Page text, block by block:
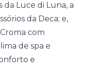
Luce di Luna, a
da Deca; e,
com
de spa e
e